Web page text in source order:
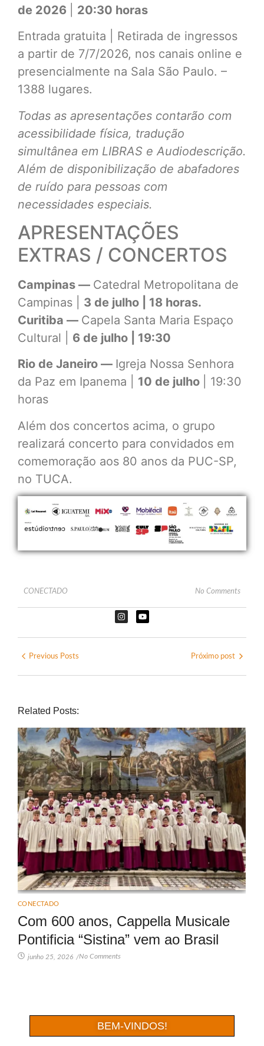
de 2026
20:30 horas
Entrada gratuita | Retirada de ingressos
a partir de 7/7/2026, nos canais online e
presencialmente na Sala São Paulo. –
1388 lugares.
Todas as apresentações contarão com
acessibilidade física, tradução
simultânea em LIBRAS e Audiodescrição.
Além de disponibilização de abafadores
de ruído para pessoas com
necessidades especiais.
APRESENTAÇÕES
EXTRAS / CONCERTOS
Campinas — Catedral Metropolitana de
Campinas | 3 de julho | 18 horas.
Curitiba — Capela Santa Maria Espaço
Cultural | 6 de julho | 19:30
Rio de Janeiro — Igreja Nossa Senhora
da Paz em Ipanema | 10 de julho
| 19:30
horas
Além dos concertos acima, o grupo
realizará concerto para convidados em
comemoração aos 80 anos da PUC-SP,
no TUCA.
CONECTADO No Comments
Previous Posts Próximo post
Related Posts:
CONECTADO
Com 600 anos, Cappella Musicale
Pontificia “Sistina” vem ao Brasil
junho 25, 2026 /No Comments
BEM-VINDOS!